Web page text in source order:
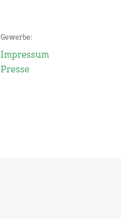
Gewerbe:
Impressum
Presse